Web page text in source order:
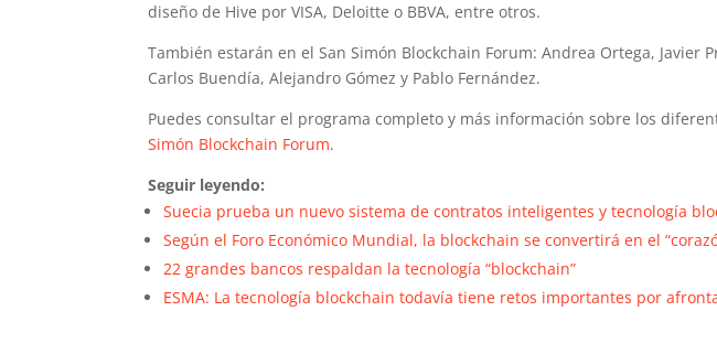
diseño de Hive por VISA, Deloitte o BBVA, entre otros.
También estarán en el San Simón Blockchain Forum: Andrea Ortega, Javier
Carlos Buendía, Alejandro Gómez y Pablo Fernández.
Puedes consultar el programa completo y más información sobre los
Simón Blockchain Forum.
Seguir leyendo:
Suecia prueba un nuevo sistema de contratos inteligentes y tecnología
Según el Foro Económico Mundial, la blockchain se convertirá en el
22 grandes bancos respaldan la tecnología “blockchain”
ESMA: La tecnología blockchain todavía tiene retos importantes por